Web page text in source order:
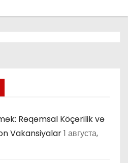
Rəqəmsal Köçərilik və
Vakansiyalar1 августа,